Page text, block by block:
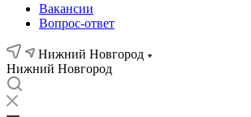
Вакансии
Вопрос-ответ
Нижний Новгород
Нижний Новгород